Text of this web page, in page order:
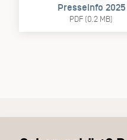
Presseinfo 2025
PDF (0.2 MB)